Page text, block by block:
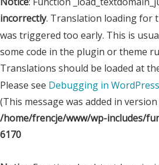
incorrectly. Translation loading for
was triggered too early. This is
some code in the plugin or theme
Translations should be loaded at
Please see Debugging in WordPress
(This message was added in version
/home/frencje/www/wp-includes/
6170